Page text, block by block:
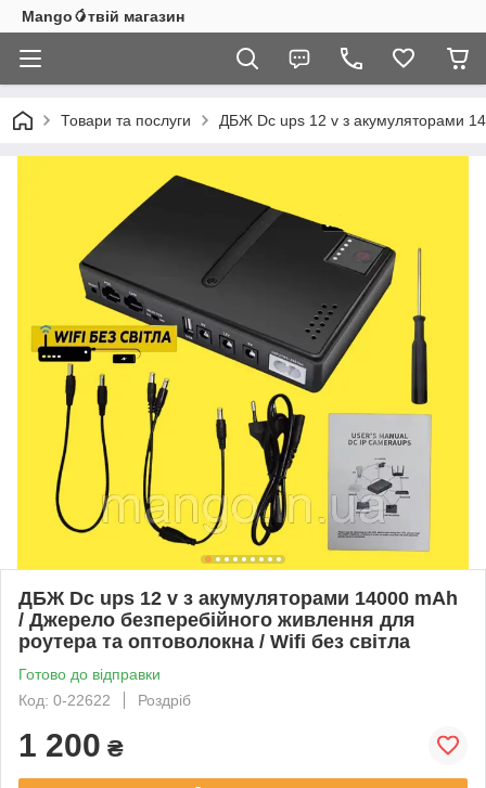
Mango🥭твій магазин
Товари та послуги ДБЖ Dc ups 12 v з акумуляторами
ДБЖ Dc ups 12 v з акумуляторами 14000 mAh
/ Джерело безперебійного живлення для
роутера та оптоволокна / Wifi без світла
Готово до відправки
Код: 0-22622
Роздріб
1 200 ₴